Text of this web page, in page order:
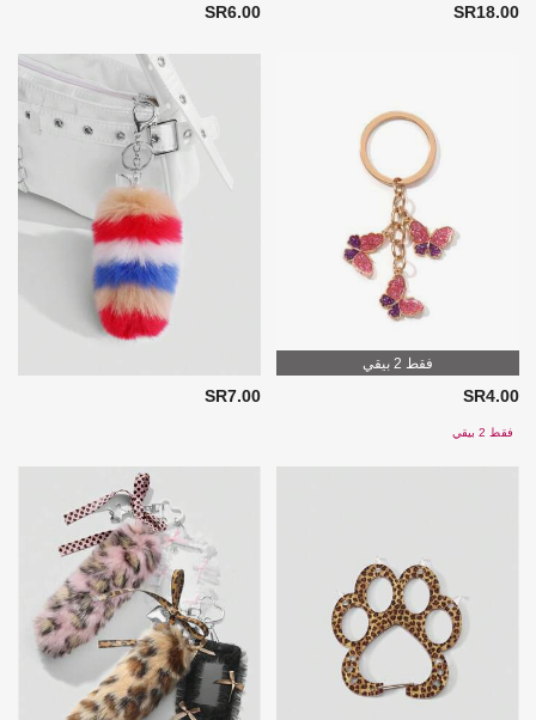
SR18.00
SR6.00
فقط 2 بيقي
SR4.00
فقط 2 بيقي
SR7.00